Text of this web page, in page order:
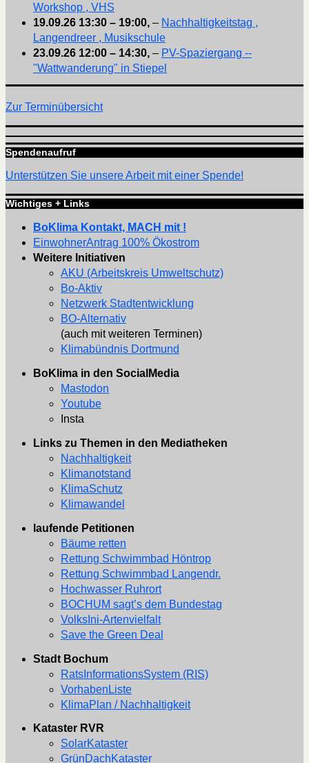
Workshop , VHS
19.09.26 13:30 – 19:00, – Nachhaltigkeitstag ,
Langendreer , Musikschule
23.09.26 12:00 – 14:30, – PV-Spaziergang --
"Wattwanderung" in Stiepel
Zur Terminübersicht
Spendenaufruf
Unterstützen Sie unsere Arbeit mit einer Spende!
Wichtiges + Links
BoKlima Kontakt, MACH mit !
EinwohnerAntrag 100% Ökostrom
Weitere Initiativen
AKU (Arbeitskreis Umweltschutz)
Bo-Aktiv
Netzwerk Stadtentwicklung
BO-Alternativ
(auch mit weiteren Terminen)
Klimabündnis Dortmund
BoKlima in den SocialMedia
Mastodon
Youtube
Insta
Links zu Themen in den Mediatheken
Nachhaltigkeit
Klimanotstand
KlimaSchutz
Klimawandel
laufende Petitionen
Bäume retten
Rettung Schwimmbad Höntrop
Rettung Schwimmbad Langendr.
Hochwasser Ruhrort
BOCHUM sagt’s dem Bundestag
VolksIni-Artenvielfalt
Save the Green Deal
Stadt Bochum
RatsInformationsSystem (RIS)
VorhabenListe
KlimaPlan / Nachhaltigkeit
Kataster RVR
SolarKataster
GrünDachKataster